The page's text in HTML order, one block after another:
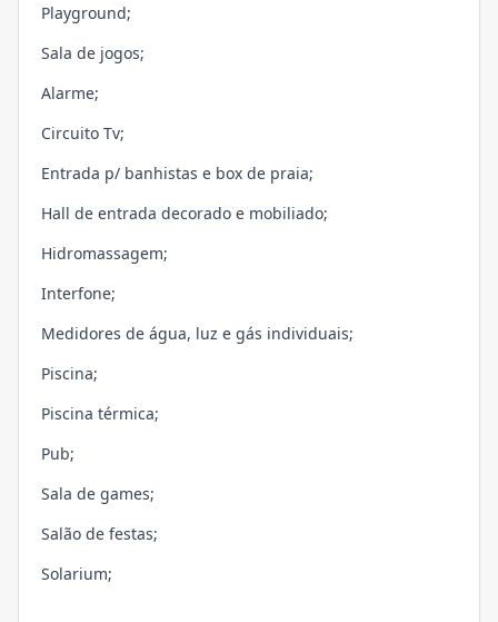
Playground;
Sala de jogos;
Alarme;
Circuito Tv;
Entrada p/ banhistas e box de praia;
Hall de entrada decorado e mobiliado;
Hidromassagem;
Interfone;
Medidores de água, luz e gás individuais;
Piscina;
Piscina térmica;
Pub;
Sala de games;
Salão de festas;
Solarium;